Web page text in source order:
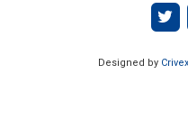
Designed by Crivex